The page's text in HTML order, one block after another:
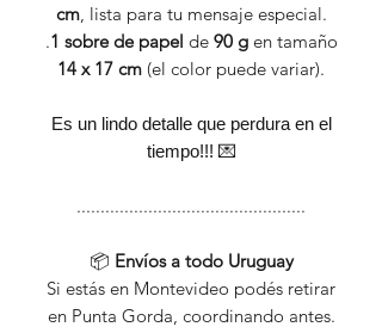
cm, lista para tu mensaje especial.
.1 sobre de papel de 90 gen tamaño
14 x 17 cm (el color puede variar).
Es un lindo detalle que perdura en el
tiempo!!! 💌
................................................
📦 Envíos a todo Uruguay
Si estás en Montevideo podés retirar
en Punta Gorda, coordinando antes.